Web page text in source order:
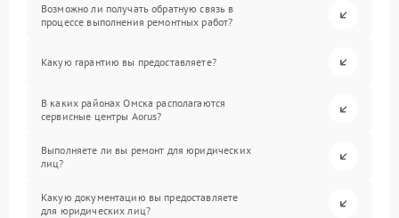
Возможно ли получать обратную связь в
процессе выполнения ремонтных работ?
Какую гарантию вы предоставляете?
В каких районах Омска располагаются
сервисные центры Aorus?
Выполняете ли вы ремонт для юридических
лиц?
Какую документацию вы предоставляете
для юридических лиц?